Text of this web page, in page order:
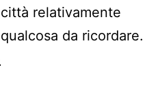
relativamente
da ricordare.